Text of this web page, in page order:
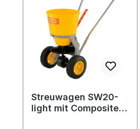
Streuwagen SW20-
light mit Composite-